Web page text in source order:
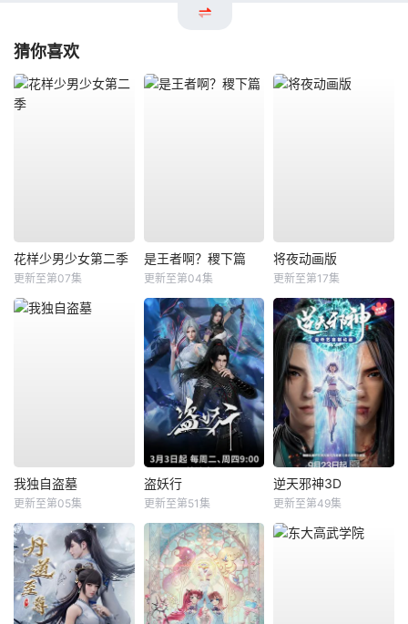
猜你喜欢
花样少男少女第二季
更新至第07集
是王者啊？稷下篇
更新至第04集
将夜动画版
更新至第17集
我独自盗墓
更新至第05集
盗妖行
更新至第51集
逆天邪神3D
更新至第49集